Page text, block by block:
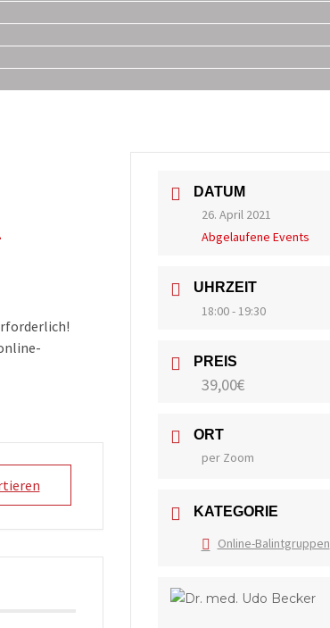
DATUM
26. April 2021
Abgelaufene Events
UHRZEIT
18:00 - 19:30
PREIS
39,00€
ORT
per Zoom
KATEGORIE
Online-Balintgruppen